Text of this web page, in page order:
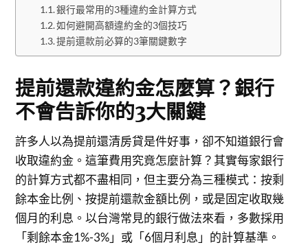
銀行最常用的3種違約金計算方式
如何避開高額違約金的3個技巧
提前還款前必算的3筆關鍵數字
提前還款違約金怎麼算？銀行
不會告訴你的3大關鍵
許多人以為提前還清房貸是件好事，卻不知道銀行會
收取違約金。這筆費用究竟怎麼計算？其實每家銀行
的計算方式都不盡相同，但主要分為三種模式：按剩
餘本金比例、按提前還款金額比例，或是固定收取幾
個月的利息。以台灣常見的銀行做法來看，多數採用
「剩餘本金1%-3%」或「6個月利息」的計算基準。